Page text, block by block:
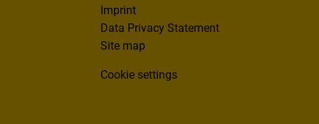
Imprint
Data Privacy Statement
Site map
Cookie settings